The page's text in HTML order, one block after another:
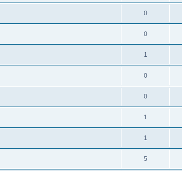
0
0
1
0
0
1
1
5